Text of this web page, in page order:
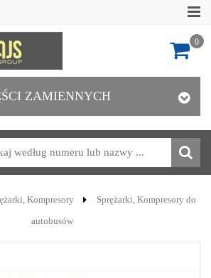
0
ZAMIENNYCH
Kompresory
Sprężarki, Kompresory do
autobusów